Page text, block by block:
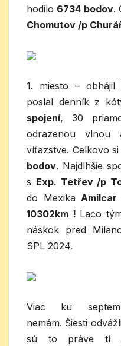
hodilo 6734 bodov.
Chomutov /p
1. miesto – obhájil
poslal denník z
spojení, 30
odrazenou
víťazstve. Celkovo
bodov. Najdlhšie
s Exp. Tetřev /p
do Mexika Amilcar
10302km ! Laco
náskok pred
SPL 2024.
Viac ku
nemám. Šiesti
sú to práve tí